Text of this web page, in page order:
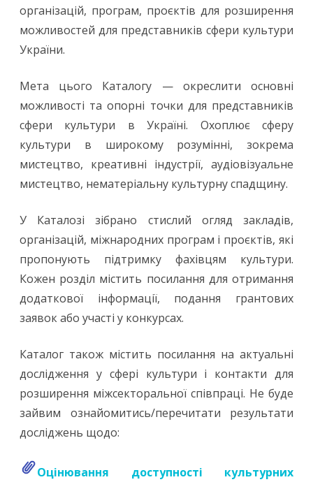
організацій, програм, проєктів для розширення
можливостей для представників сфери культури
України.
Мета цього Каталогу — окреслити основні
можливості та опорні точки для представників
сфери культури в Україні. Охоплює сферу
культури в широкому розумінні, зокрема
мистецтво, креативні індустрії, аудіовізуальне
мистецтво, нематеріальну культурну спадщину.
У Каталозі зібрано стислий огляд закладів,
організацій, міжнародних програм і проєктів, які
пропонують підтримку фахівцям культури.
Кожен розділ містить посилання для отримання
додаткової інформації, подання грантових
заявок або участі у конкурсах.
Каталог також містить посилання на актуальні
дослідження у сфері культури і контакти для
розширення міжсекторальної співпраці. Не буде
зайвим ознайомитись/перечитати результати
досліджень щодо:
Оцінювання доступності культурних